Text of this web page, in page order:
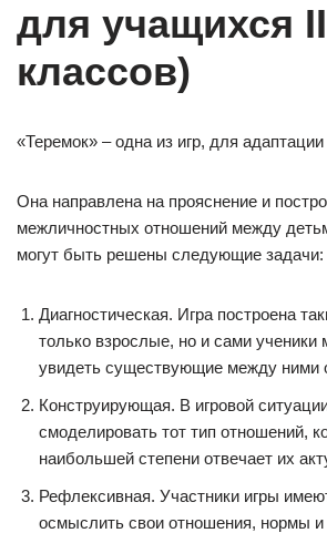
для учащихся
классов)
«Теремок» – одна из игр, для адаптации
Она направлена на прояснение и
межличностных отношений между
могут быть решены следующие задачи:
Диагностическая. Игра построена
только взрослые, но и сами ученики
увидеть существующие между ними
Конструирующая. В игровой
смоделировать тот тип отношений,
наибольшей степени отвечает их
Рефлексивная. Участники игры
осмыслить свои отношения, нормы и